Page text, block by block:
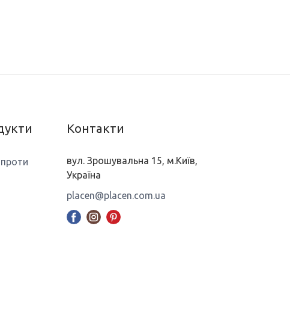
Контакти
вул. Зрошувальна 15, м.Київ,
Україна
placen@placen.com.ua